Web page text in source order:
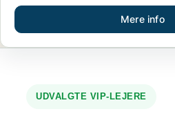
Mere info
UDVALGTE VIP-LEJERE